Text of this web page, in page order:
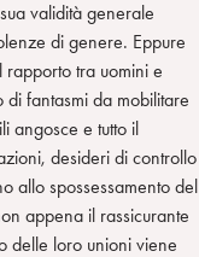
validità generale
di genere. Eppure
rapporto tra uomini e
fantasmi da mobilitare
angosce e tutto il
desideri di controllo
allo spossessamento del
appena il rassicurante
delle loro unioni viene